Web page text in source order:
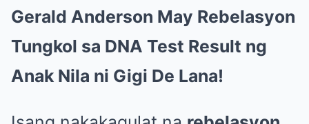
Gerald Anderson May Rebelasyon
Tungkol sa DNA Test Result ng
Anak Nila ni Gigi De Lana!